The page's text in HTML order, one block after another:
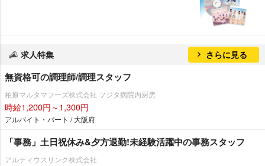
求人特集 さらに見る
無資格可の調理師/調理スタッフ
柏原マルタマフーズ株式会社 フジタ病院内厨房
時給1,200円～1,300円
アルバイト・パート / 大阪府
「事務」土日祝休み&夕方退勤!未経験活躍中の事務スタッフ
アルティウスリンク株式会社